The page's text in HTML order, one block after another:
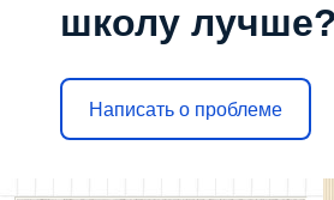
школу лучше?
Написать о проблеме